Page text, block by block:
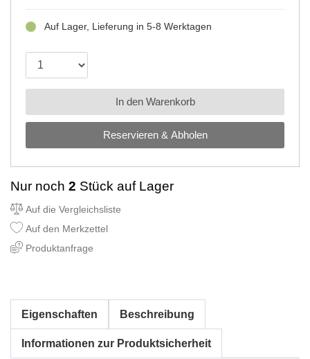
Reservieren & Abholen
Auf Lager, Lieferung in 5-8 Werktagen
In den Warenkorb
Nur noch 2 Stück auf Lager
Auf die Vergleichsliste
Auf den Merkzettel
Produktanfrage
Eigenschaften Beschreibung
Informationen zur Produktsicherheit